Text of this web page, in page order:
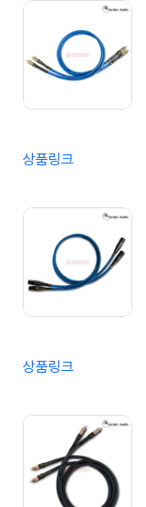
상품링크
상품링크